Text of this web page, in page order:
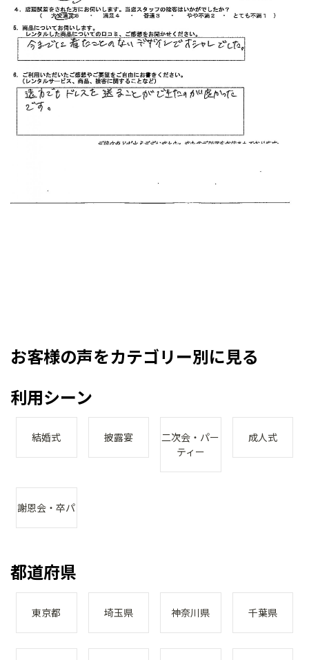
お客様の声をカテゴリー別に見る
利用シーン
結婚式 披露宴
二次会・パー
ティー
成人式
謝恩会・卒パ
都道府県
東京都 埼玉県 神奈川県 千葉県